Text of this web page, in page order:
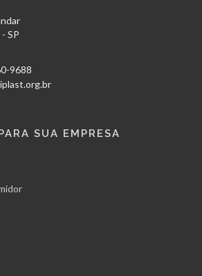
SP
9688
SUA EMPRESA